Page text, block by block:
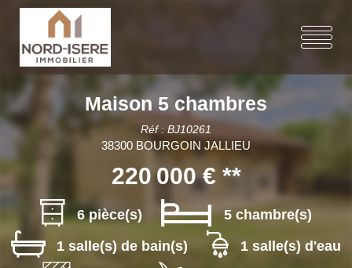
Maison 5 chambres
Réf : BJ10261
38300 BOURGOIN JALLIEU
220 000 € **
6 pièce(s)
5 chambre(s)
1 salle(s) de bain(s)
1 salle(s) d'eau